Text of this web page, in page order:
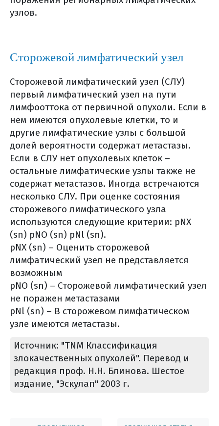
химиотерапия
диарея
крови
стоматиты
повышение температуры
после химиотерапии
выпадение волос
(аллопеция)
лечение метастатического рака
молочной железы
лекарственная терапия
химиотерапия
гормональная терапия
таргетная терапия
препараты для укрепления
костной ткани
лучевая терапия
хирургическое вмешательство
отказ от лечения
контрольные обследования
исследованиях
химиотерапия/таргетная терапия
(общая информация)
цель лекарственной терапии
узлов.
Сторожевой лимфатический узел
Сторожевой лимфатический узел (СЛУ)
первый лимфатический узел на пути
лимфооттока от первичной опухоли. Если в
нем имеются опухолевые клетки, то и
другие лимфатические узлы с большой
долей вероятности содержат метастазы.
Если в СЛУ нет опухолевых клеток –
остальные лимфатические узлы также не
содержат метастазов. Иногда встречаются
несколько СЛУ. При оценке состояния
сторожевого лимфатического узла
используются следующие критерии: pNX
(sn) pNO (sn) pNl (sn).
pNX (sn) – Оценить сторожевой
лимфатический узел не представляется
возможным
pNO (sn) – Сторожевой лимфатический узел
не поражен метастазами
pNl (sn) – В сторожевом лимфатическом
узле имеются метастазы.
Источник: "TNM Классификация
злокачественных опухолей". Перевод и
редакция проф. Н.Н. Блинова. Шестое
издание, "Эскулап" 2003 г.